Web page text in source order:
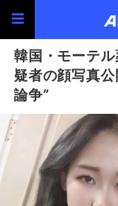
韓国・モーテ
疑者の顔写真
論争”